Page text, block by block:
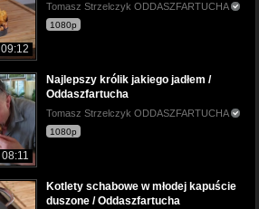
09:12
Tomasz Strzelczyk ODDASZFARTUCHA
1080p
08:11
Najlepszy królik jakiego jadłem /
Oddaszfartucha
Tomasz Strzelczyk ODDASZFARTUCHA
1080p
Kotlety schabowe w młodej kapuście
duszone / Oddaszfartucha